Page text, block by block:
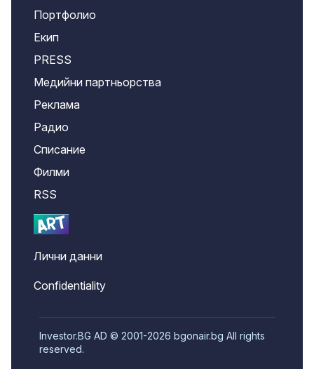
Портфолио
Екип
PRESS
Медийни партньорства
Реклама
Радио
Списание
Филми
RSS
Лични данни
Confidentiality
Investor.BG AD © 2001-2026 bgonair.bg All rights
reserved.